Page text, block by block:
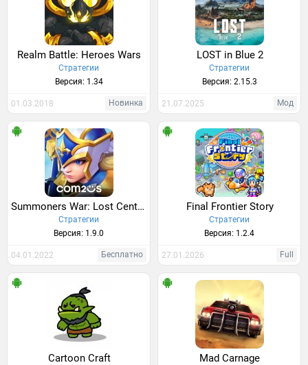
Realm Battle: Heroes Wars
Стратегии
Версия: 1.34
01.03.2018 Новинка
LOST in Blue 2
Стратегии
Версия: 2.15.3
21.07.2025 Мод
Summoners War: Lost Centuria
Стратегии
Версия: 1.9.0
04.01.2022 Бесплатно
Final Frontier Story
Стратегии
Версия: 1.2.4
27.01.2026 Full
Cartoon Craft Mad Carnage